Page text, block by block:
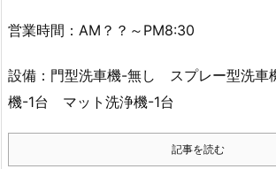
営業時間：AM？？～PM8:30
設備：門型洗車機-無し スプレー型洗
機-1台 マット洗浄機-1台
記事を読む